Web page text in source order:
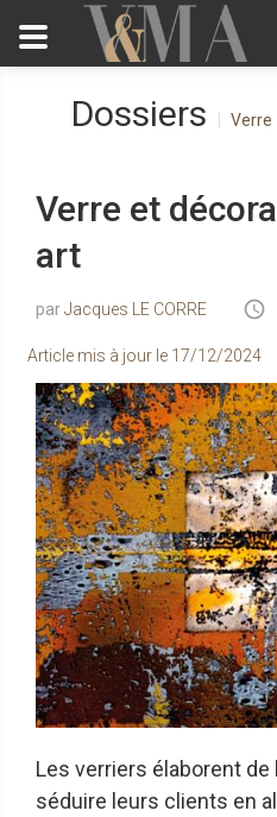
Dossiers Verre
Verre et
art
Jacques LE CORRE
Article mis à jour le 17/12/2024
Les verriers élaborent
séduire leurs clients en